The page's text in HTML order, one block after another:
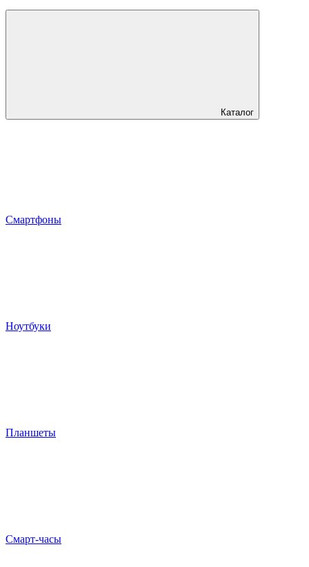
Каталог
Смартфоны
Ноутбуки
Планшеты
Смарт-часы